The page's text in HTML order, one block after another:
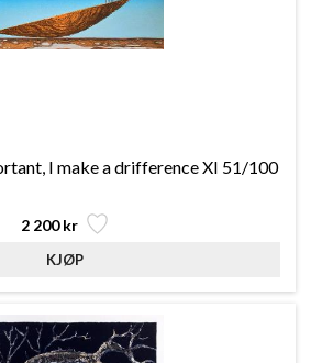
I make a drifference XI 51/100
2 200 kr